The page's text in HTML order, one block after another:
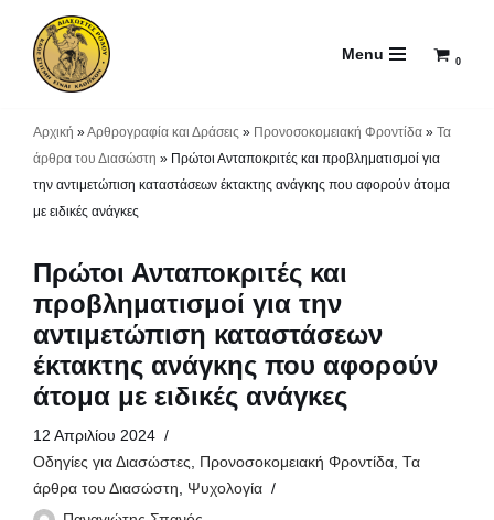
Μεταπηδήστε
Menu 0
Αρχική »Αρθρογραφία και Δράσεις » Προνοσοκομειακή Φροντίδα » Τα
άρθρα του Διασώστη » Πρώτοι Ανταποκριτές και προβληματισμοί για
την αντιμετώπιση καταστάσεων έκτακτης ανάγκης που αφορούν άτομα
με ειδικές ανάγκες
Πρώτοι Ανταποκριτές και
προβληματισμοί για την
αντιμετώπιση καταστάσεων
έκτακτης ανάγκης που αφορούν
άτομα με ειδικές ανάγκες
12 Απριλίου 2024
Οδηγίες για Διασώστες, Προνοσοκομειακή Φροντίδα, Τα
άρθρα του Διασώστη, Ψυχολογία